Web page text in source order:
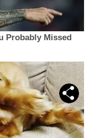
Probably Missed